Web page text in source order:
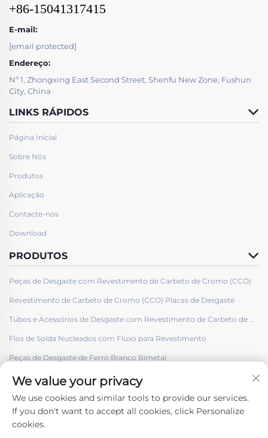
+86-15041317415
E-mail:
[email protected]
Endereço:
Nº 1, Zhongxing East Second Street, Shenfu New Zone, Fushun
City, China
LINKS RÁPIDOS
Página Inicial
Sobre Nós
Produtos
Aplicação
Contacte-nos
Download
PRODUTOS
Peças de Desgaste com Revestimento de Carbeto de Cromo (CCO)
Revestimento de Carbeto de Cromo (CCO) Placas de Desgaste
Fios de Solda Nucleados com Fluxo para Revestimento
Peças de Desgaste de Ferro Branco Bimetal
We value your privacy
We use cookies and similar tools to provide our services.
If you don't want to accept all cookies, click Personalize
cookies.